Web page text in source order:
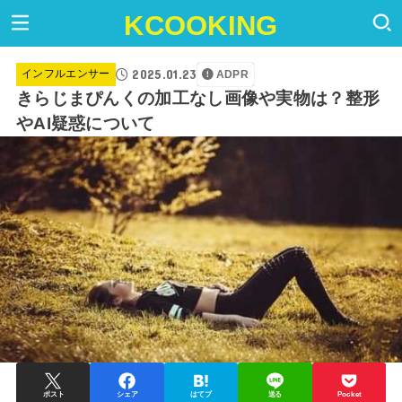
KCOOKING
インフルエンサー 2025.01.23 ADPR
きらじまぴんくの加工なし画像や実物は？整形
やAI疑惑について
ポスト シェア はてブ 送る Pocket